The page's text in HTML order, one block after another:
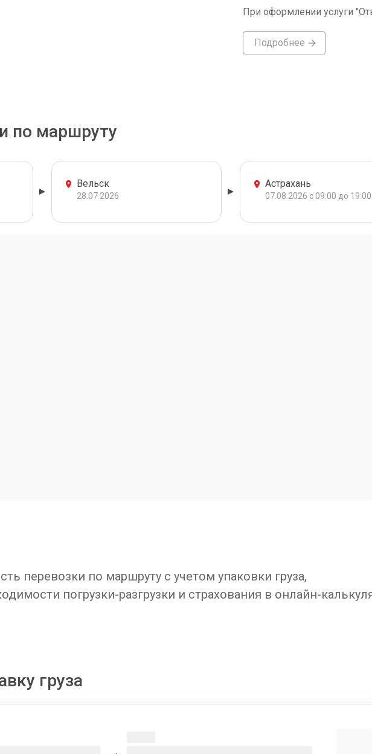
При оформлении услуги
Подробнее
по маршруту
Вельск
28.07.2026
Астрахань
07.08.2026 с 09:00 до 19:00
перевозки по маршруту с учетом упаковки груза,
погрузки-разгрузки и страхования в онлайн-
груза